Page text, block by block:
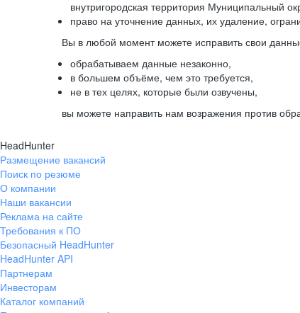
внутригородская территория Муниципальный
право на уточнение данных, их удаление,
Вы в любой момент можете исправить свои
обрабатываем данные незаконно,
в большем объёме, чем это требуется,
не в тех целях, которые были озвучены,
вы можете направить нам возражения против
HeadHunter
Размещение вакансий
Поиск по резюме
О компании
Наши вакансии
Реклама на сайте
Требования к ПО
Безопасный HeadHunter
HeadHunter API
Партнерам
Инвесторам
Каталог компаний